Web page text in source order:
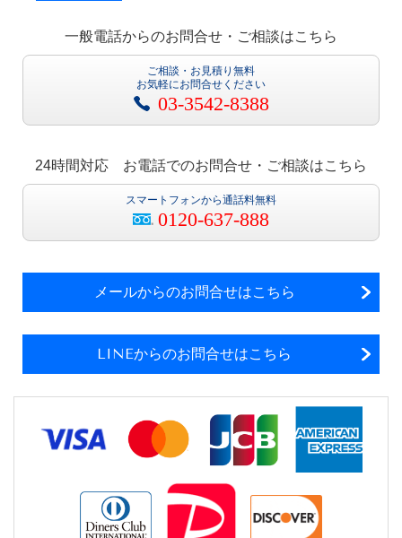
一般電話からのお問合せ・ご相談はこちら
ご相談・お見積り無料
お気軽にお問合せください
03-3542-8388
24時間対応 お電話でのお問合せ・ご相談はこちら
スマートフォンから通話料無料
0120-637-888
メールからのお問合せはこちら
LINEからのお問合せはこちら